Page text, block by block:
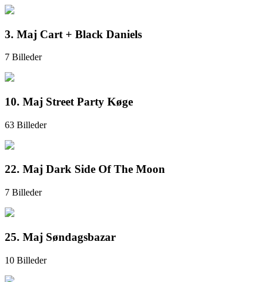
3. Maj Cart + Black Daniels
7 Billeder
10. Maj Street Party Køge
63 Billeder
22. Maj Dark Side Of The Moon
7 Billeder
25. Maj Søndagsbazar
10 Billeder